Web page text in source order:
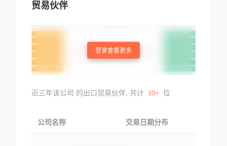
贸易伙伴
登录查看更多
近三年该公司 的出口贸易伙伴, 共计 10+ 位
公司名称 交易日期分布